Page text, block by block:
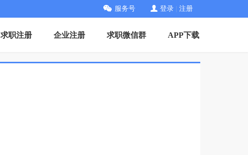
服务号 登录 注册
求职注册 企业注册 求职微信群 APP下载